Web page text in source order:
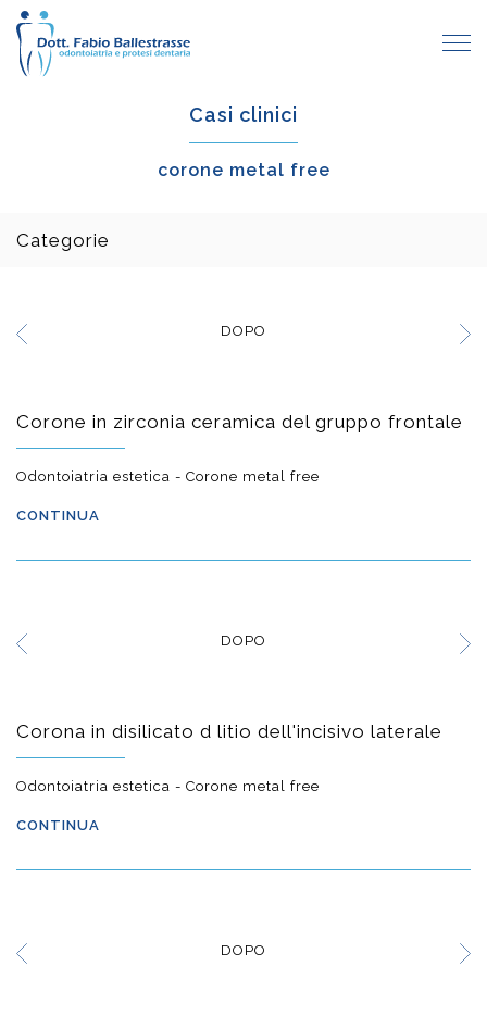
Casi clinici
corone metal free
Categorie
DOPO
Corone in zirconia ceramica del gruppo frontale
Odontoiatria estetica - Corone metal free
CONTINUA
DOPO
Corona in disilicato d litio dell'incisivo laterale
Odontoiatria estetica - Corone metal free
CONTINUA
DOPO